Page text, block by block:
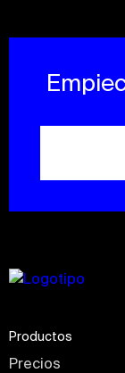
Productos
Precios